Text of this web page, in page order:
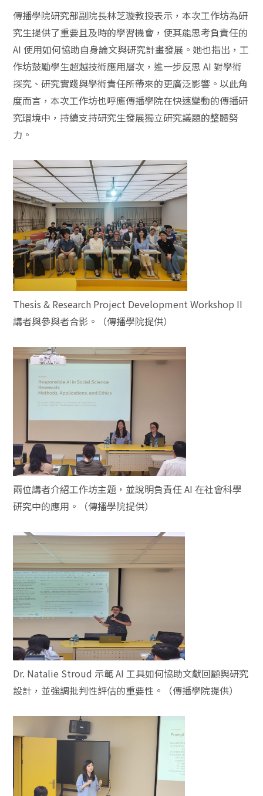
傳播學院研究部副院長林芝璇教授表示，本次工作坊為研
究生提供了重要且及時的學習機會，使其能思考負責任的
AI 使用如何協助自身論文與研究計畫發展。她也指出，工
作坊鼓勵學生超越技術應用層次，進一步反思 AI 對學術
探究、研究實踐與學術責任所帶來的更廣泛影響。以此角
度而言，本次工作坊也呼應傳播學院在快速變動的傳播研
究環境中，持續支持研究生發展獨立研究議題的整體努
力。
Thesis & Research Project Development Workshop II
講者與參與者合影。（傳播學院提供）
兩位講者介紹工作坊主題，並說明負責任 AI 在社會科學
研究中的應用。（傳播學院提供）
Dr. Natalie Stroud 示範 AI 工具如何協助文獻回顧與研究
設計，並強調批判性評估的重要性。（傳播學院提供）